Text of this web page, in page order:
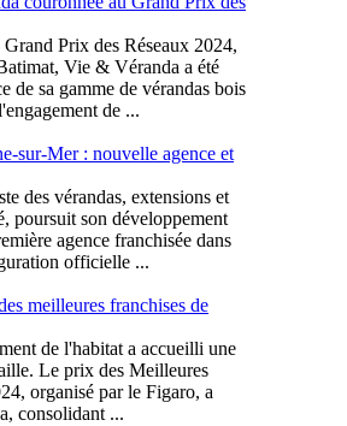
Prix des Réseaux 2024,
Vie & Véranda a été
de sa gamme de vérandas bois
de ...
sur-Mer : nouvelle agence et
des vérandas, extensions et
poursuit son développement
agence franchisée dans
officielle ...
meilleures franchises de
de l'habitat a accueilli une
Le prix des Meilleures
organisé par le Figaro, a
consolidant ...